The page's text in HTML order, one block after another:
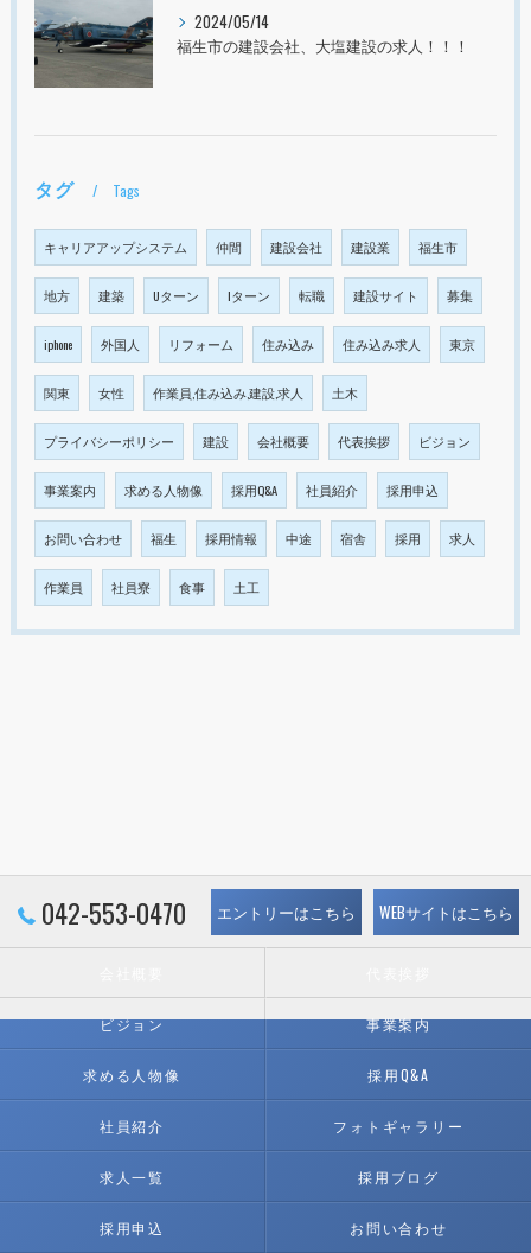
2024/05/14
福生市の建設会社、大塩建設の求人！！！
タグ Tags
キャリアアップシステム 仲間 建設会社 建設業 福生市
地方 建築 Uターン Iターン 転職 建設サイト 募集
iphone 外国人 リフォーム 住み込み 住み込み求人 東京
関東 女性 作業員,住み込み,建設,求人 土木
プライバシーポリシー 建設 会社概要 代表挨拶 ビジョン
事業案内 求める人物像 採用Q&A 社員紹介 採用申込
お問い合わせ 福生 採用情報 中途 宿舎 採用 求人
作業員 社員寮 食事 土工
042-553-0470 エントリーはこちら WEBサイトはこちら
ビジョン 事業案内
求める人物像 採用Q&A
社員紹介 フォトギャラリー
求人一覧 採用ブログ
採用申込 お問い合わせ